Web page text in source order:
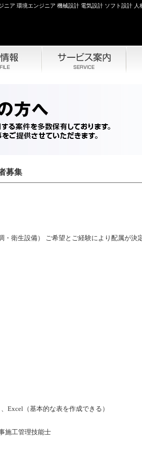
ア 環境エンジニア 機械設計 電気設計 ソフト設計 人
募集
衛生設備） ご希望とご経験により配属が決
Excel（基本的な表を作成できる）
施工管理技能士